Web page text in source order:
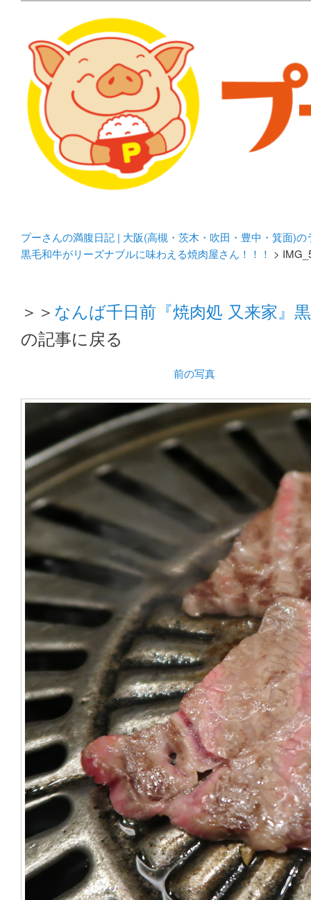
プーさんの満腹日記 |
豊中・箕面)のランチ＆
化してます。
プーさんの満腹日記 | 大阪(高槻・茨木・吹田・豊中・箕面)
黒毛和牛がリーズナブルに味わえる焼肉屋さん！！！ >
＞＞ なんば千日前『焼肉処 又来家』
の記事に戻る
前の写真